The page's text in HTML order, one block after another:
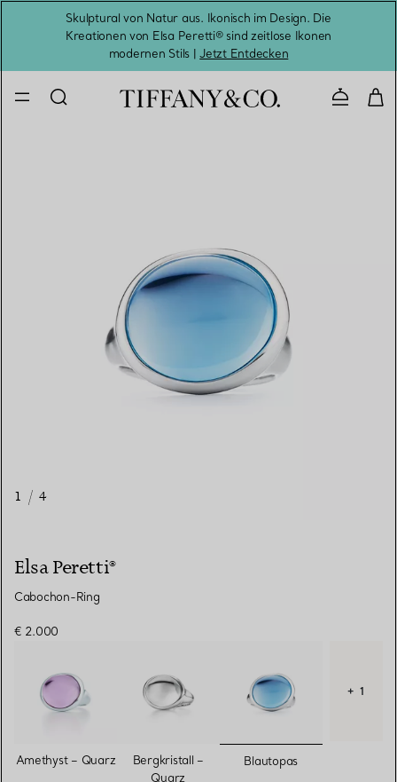
Skulptural von Natur aus. Ikonisch im Design. Die
Kreationen von Elsa Peretti® sind zeitlose Ikonen
modernen Stils |Jetzt Entdecken
1 / 4
Elsa Peretti®
Cabochon-Ring
€ 2.000
Amethyst – Quarz
Bergkristall –
Quarz
ausgewählt
Blautopas
+ 1